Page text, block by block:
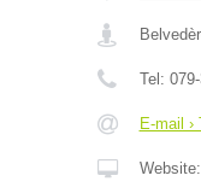
Tel:
E-mail
Website: